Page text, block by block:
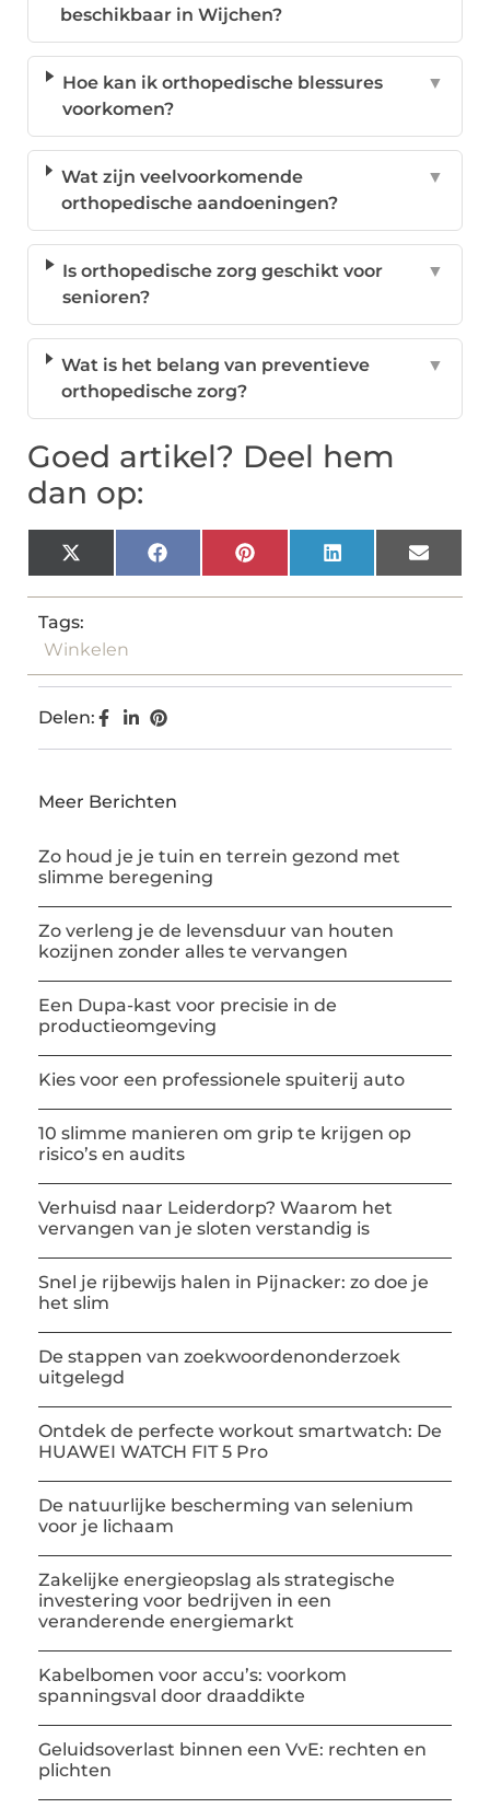
beschikbaar in Wijchen?
Hoe kan ik orthopedische blessures
voorkomen?
▼
Wat zijn veelvoorkomende
orthopedische aandoeningen?
▼
Is orthopedische zorg geschikt voor
senioren?
▼
Wat is het belang van preventieve
orthopedische zorg?
▼
Goed artikel? Deel hem
dan op:
X
(Twitter)
FacebookPinterestLinkedIn Email
Tags:
Winkelen
Delen:
Meer Berichten
Zo houd je je tuin en terrein gezond met
slimme beregening
Zo verleng je de levensduur van houten
kozijnen zonder alles te vervangen
Een Dupa-kast voor precisie in de
productieomgeving
Kies voor een professionele spuiterij auto
10 slimme manieren om grip te krijgen op
risico’s en audits
Verhuisd naar Leiderdorp? Waarom het
vervangen van je sloten verstandig is
Snel je rijbewijs halen in Pijnacker: zo doe je
het slim
De stappen van zoekwoordenonderzoek
uitgelegd
Ontdek de perfecte workout smartwatch: De
HUAWEI WATCH FIT 5 Pro
De natuurlijke bescherming van selenium
voor je lichaam
Zakelijke energieopslag als strategische
investering voor bedrijven in een
veranderende energiemarkt
Kabelbomen voor accu’s: voorkom
spanningsval door draaddikte
Geluidsoverlast binnen een VvE: rechten en
plichten